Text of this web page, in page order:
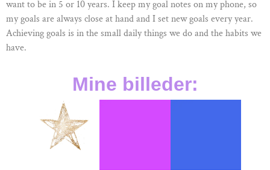
want to be in 5 or 10 years. I keep my goal notes on my phone, so
my goals are always close at hand and I set new goals every year.
Achieving goals is in the small daily things we do and the habits we
have.
Mine billeder: